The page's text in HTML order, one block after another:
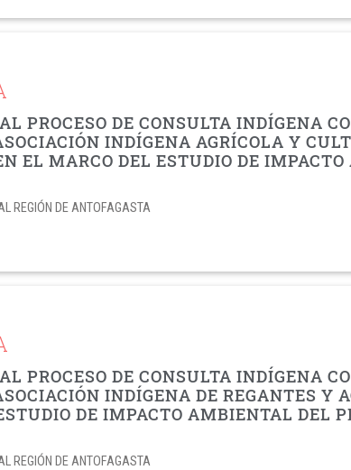
PROCESO DE CONSULTA INDÍGENA
INDÍGENA AGRÍCOLA Y
EL MARCO DEL ESTUDIO DE
REGIÓN DE ANTOFAGASTA
PROCESO DE CONSULTA INDÍGENA
INDÍGENA DE REGANTES Y
DE IMPACTO AMBIENTAL DEL
REGIÓN DE ANTOFAGASTA